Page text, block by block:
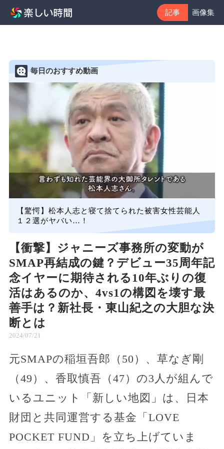
記事 画像集
毎日のおすすめ動画
【驚愕】松本人志と寝て捨てられた被害女性芸能人
１２選がヤバい…！
【衝撃】ジャニーズ事務所の変動が
SMAP再結成の鍵？デビュー35周年記
念イヤーに期待される10年ぶりの復
活はあるのか、4vs1の構図を壊す最
善手は？新社長・東山紀之の大胆な決
断とは
2024/07/21
元SMAPの稲垣吾郎（50）、草なぎ剛
（49）、香取慎吾（47）の3人が組んで
いるユニット「新しい地図」は、日本
財団と共同運営する基金「LOVE
POCKET FUND」を立ち上げていま